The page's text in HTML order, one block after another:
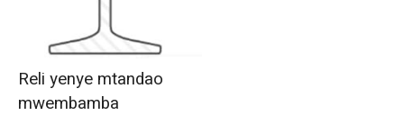
Reli yenye mtandao
mwembamba